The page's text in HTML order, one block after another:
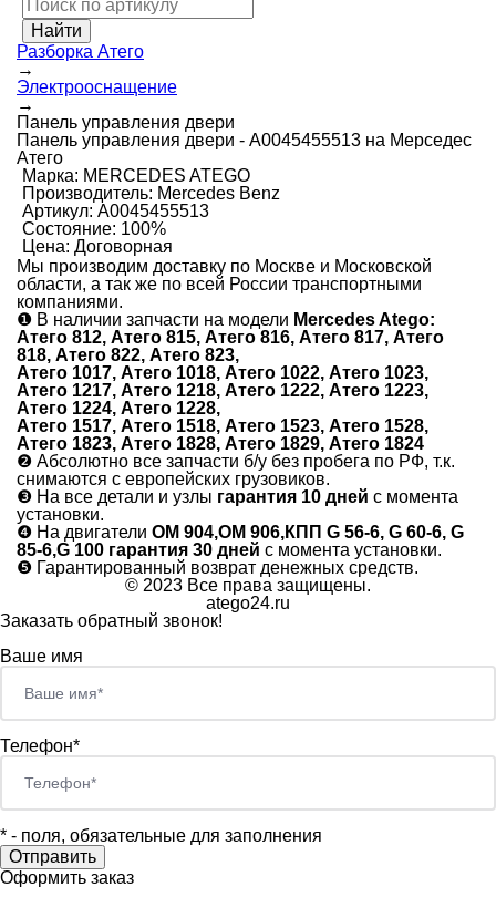
Разборка Атего
→
Электрооснащение
→
Панель управления двери
Панель управления двери - А0045455513 на Мерседес
Атего
Марка: MERCEDES ATEGO
Производитель: Mercedes Benz
Артикул: А0045455513
Состояние: 100%
Цена: Договорная
Мы производим доставку по Москве и Московской
области, а так же по всей России транспортными
компаниями.
❶ В наличии запчасти на модели Mercedes Atego:
Атего 812, Атего 815, Атего 816, Атего 817, Атего
818, Атего 822, Атего 823,
Атего 1017, Атего 1018, Атего 1022, Атего 1023,
Атего 1217, Атего 1218, Атего 1222, Атего 1223,
Атего 1224, Атего 1228,
Атего 1517, Атего 1518, Атего 1523, Атего 1528,
Атего 1823, Атего 1828, Атего 1829, Атего 1824
❷ Абсолютно все запчасти б/у без пробега по РФ, т.к.
снимаются с европейских грузовиков.
❸ На все детали и узлы гарантия 10 дней с момента
установки.
❹ На двигатели ОМ 904,ОМ 906,КПП G 56-6, G 60-6, G
85-6,G 100 гарантия 30 дней с момента установки.
❺ Гарантированный возврат денежных средств.
© 2023 Все права защищены.
atego24.ru
Заказать обратный звонок!
Ваше имя
Телефон*
* - поля, обязательные для заполнения
Оформить заказ